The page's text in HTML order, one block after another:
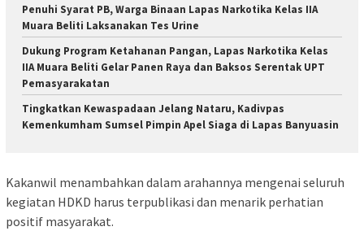
Penuhi Syarat PB, Warga Binaan Lapas Narkotika Kelas IIA
Muara Beliti Laksanakan Tes Urine
Dukung Program Ketahanan Pangan, Lapas Narkotika Kelas
IIA Muara Beliti Gelar Panen Raya dan Baksos Serentak UPT
Pemasyarakatan
Tingkatkan Kewaspadaan Jelang Nataru, Kadivpas
Kemenkumham Sumsel Pimpin Apel Siaga di Lapas Banyuasin
Kakanwil menambahkan dalam arahannya mengenai seluruh
kegiatan HDKD harus terpublikasi dan menarik perhatian
positif masyarakat.